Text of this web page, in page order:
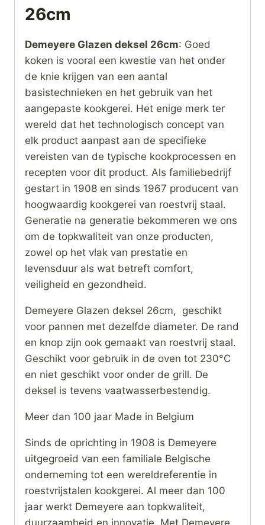
26cm
Demeyere Glazen deksel 26cm: Goed
koken is vooral een kwestie van het onder
de knie krijgen van een aantal
basistechnieken en het gebruik van het
aangepaste kookgerei. Het enige merk ter
wereld dat het technologisch concept van
elk product aanpast aan de specifieke
vereisten van de typische kookprocessen en
recepten voor dit product. Als familiebedrijf
gestart in 1908 en sinds 1967 producent van
hoogwaardig kookgerei van roestvrij staal.
Generatie na generatie bekommeren we ons
om de topkwaliteit van onze producten,
zowel op het vlak van prestatie en
levensduur als wat betreft comfort,
veiligheid en gezondheid.
Demeyere Glazen deksel 26cm, geschikt
voor pannen met dezelfde diameter. De rand
en knop zijn ook gemaakt van roestvrij staal.
Geschikt voor gebruik in de oven tot 230°C
en niet geschikt voor onder de grill. De
deksel is tevens vaatwasserbestendig.
Meer dan 100 jaar Made in Belgium
Sinds de oprichting in 1908 is Demeyere
uitgegroeid van een familiale Belgische
onderneming tot een wereldreferentie in
roestvrijstalen kookgerei. Al meer dan 100
jaar werkt Demeyere aan topkwaliteit,
duurzaamheid en innovatie. Met Demeyere